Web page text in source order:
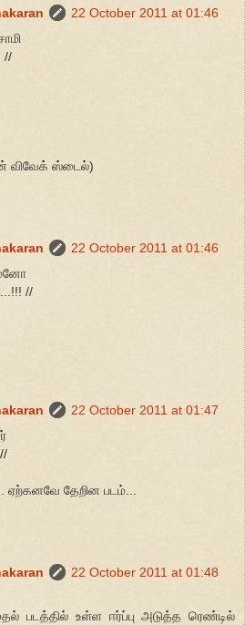
22 October 2011 at 01:46
//
விவேக் ஸ்டைல்)
22 October 2011 at 01:46
மனோ
//
22 October 2011 at 01:47
ஏற்கனவே தேறின படம்...
22 October 2011 at 01:48
படத்தில் உள்ள ஈர்ப்பு அடுத்த ரெண்டில்